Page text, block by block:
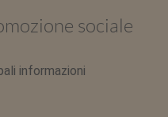
sociale
informazioni